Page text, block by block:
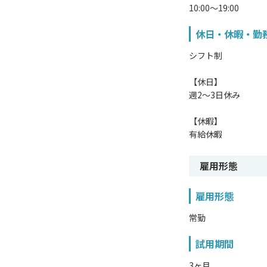
10:00～19:00
休日・休暇・勤
シフト制
【休日】
週2～3日休み
【休暇】
有給休暇
雇用形態
雇用形態
常勤
試用期間